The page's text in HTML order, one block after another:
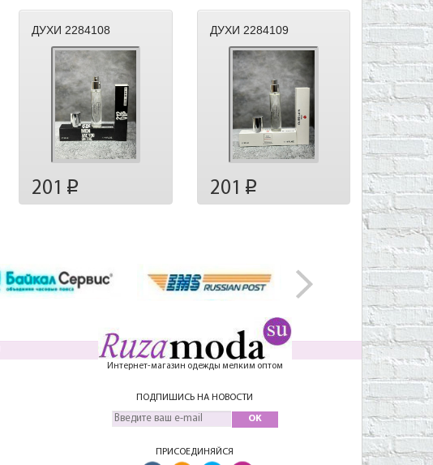
ДУХИ 2284108
201 p
ДУХИ 2284109
201 p
Интернет-магазин одежды мелким оптом
ПОДПИШИСЬ НА НОВОСТИ
OK
ПРИСОЕДИНЯЙСЯ